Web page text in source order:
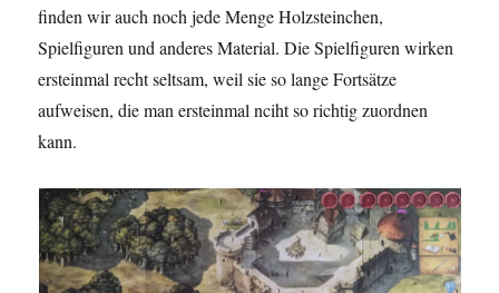
finden wir auch noch jede Menge Holzsteinchen,
Spielfiguren und anderes Material. Die Spielfiguren wirken
ersteinmal recht seltsam, weil sie so lange Fortsätze
aufweisen, die man ersteinmal nciht so richtig zuordnen
kann.